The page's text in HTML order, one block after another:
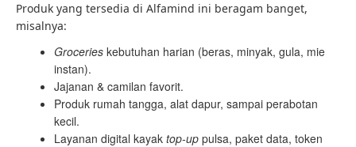
Produk yang tersedia di Alfamind ini beragam banget,
misalnya:
Groceries kebutuhan harian (beras, minyak, gula, mie
instan).
Jajanan & camilan favorit.
Produk rumah tangga, alat dapur, sampai perabotan
kecil.
Layanan digital kayak top-up pulsa, paket data, token